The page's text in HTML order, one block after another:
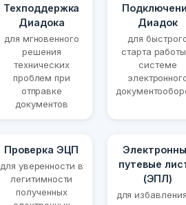
Техподдержка
Диадока
для мгновенного
решения
технических
проблем при
отправке
документов
Диадок
для
старта
системе
Проверка ЭЦП
для уверенности в
легитимности
полученных
путевые
(ЭПЛ)
для